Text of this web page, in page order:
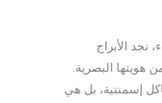
نجد الأبراج
هويتها البصرية.
إسمنتية، بل هي